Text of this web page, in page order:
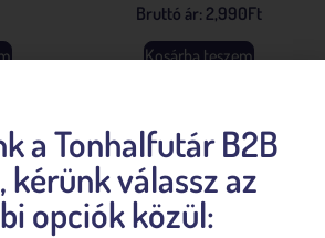
Bruttó ár: 2,990Ft
Kosárba teszem
a Tonhalfutár B2B
kérünk válassz az
opciók közül: